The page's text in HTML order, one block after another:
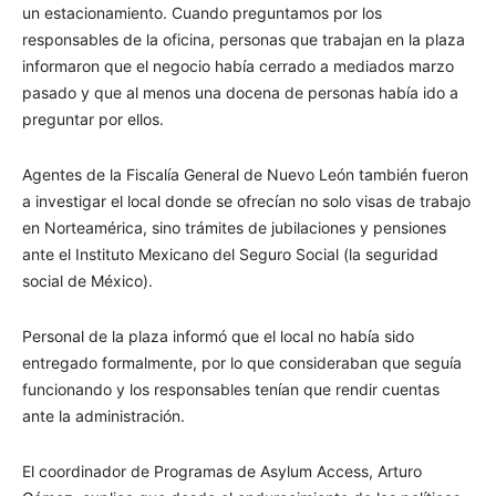
un estacionamiento. Cuando preguntamos por los
responsables de la oficina, personas que trabajan en la plaza
informaron que el negocio había cerrado a mediados marzo
pasado y que al menos una docena de personas había ido a
preguntar por ellos.
Agentes de la Fiscalía General de Nuevo León también fueron
a investigar el local donde se ofrecían no solo visas de trabajo
en Norteamérica, sino trámites de jubilaciones y pensiones
ante el Instituto Mexicano del Seguro Social (la seguridad
social de México).
Personal de la plaza informó que el local no había sido
entregado formalmente, por lo que consideraban que seguía
funcionando y los responsables tenían que rendir cuentas
ante la administración.
El coordinador de Programas de Asylum Access, Arturo